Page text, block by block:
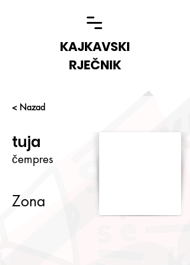
KAJKAVSKI
RJEČNIK
< Nazad
tuja
čempres
Zona